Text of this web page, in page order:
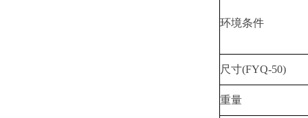
环境条件
尺寸(FYQ-50)
重量